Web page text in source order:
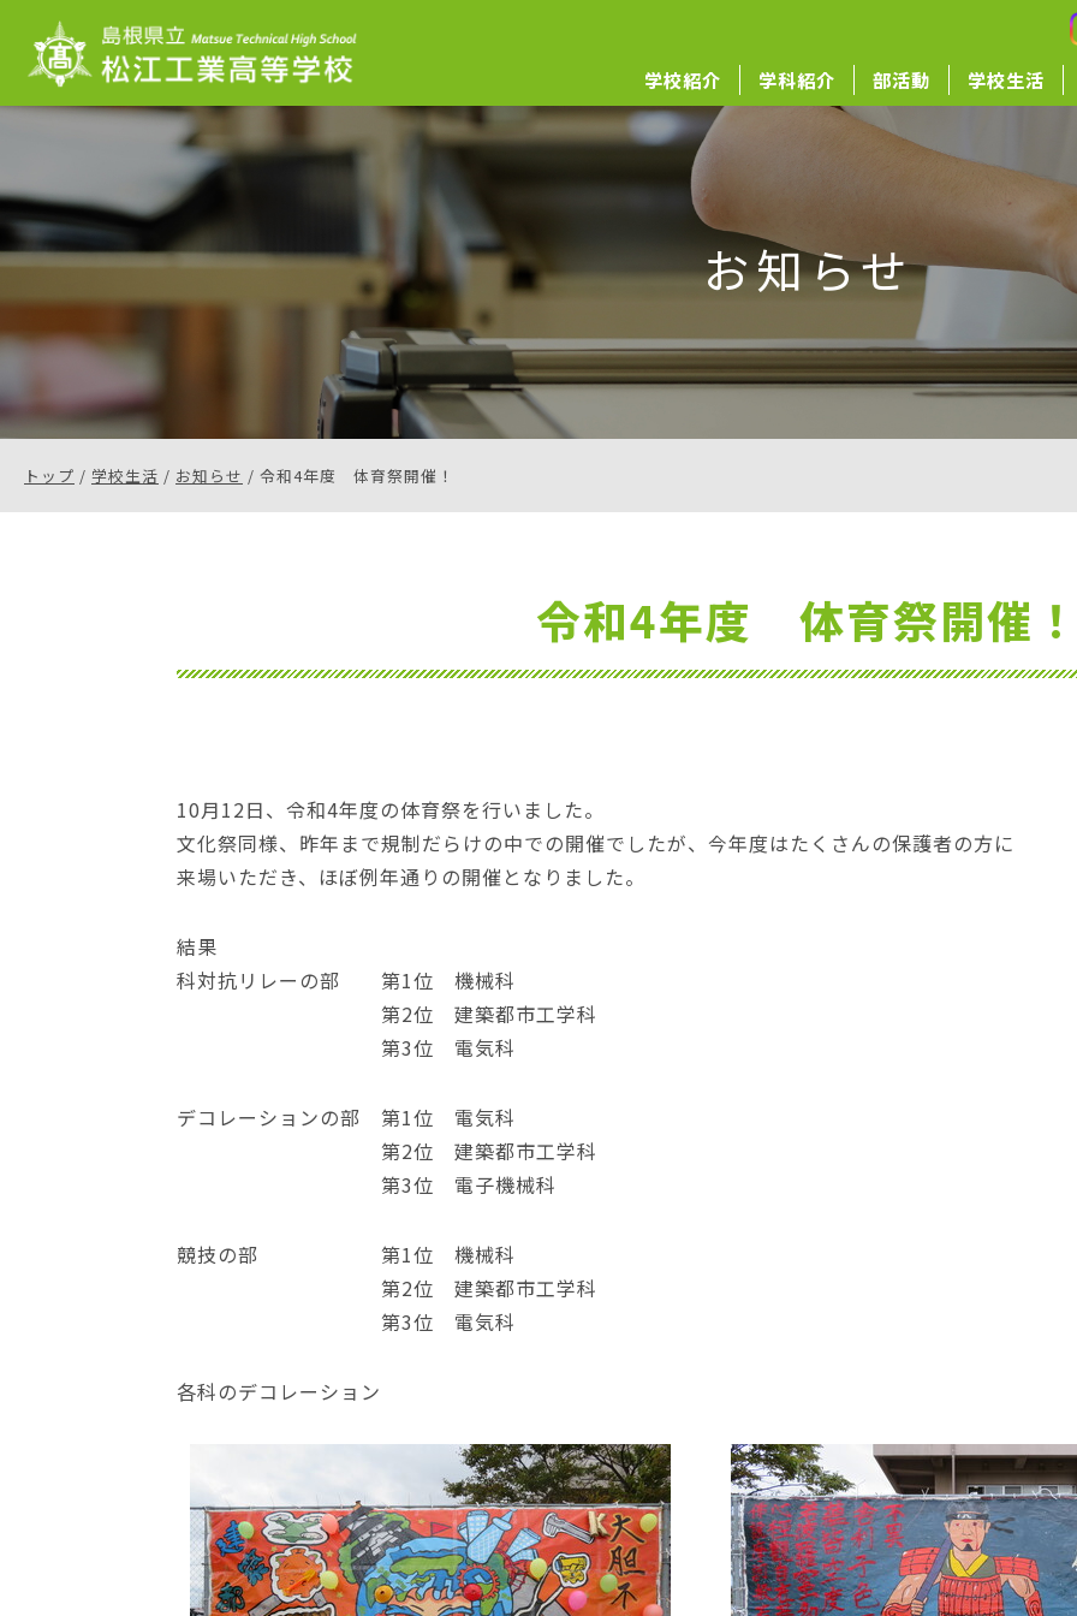
このページの本文へ
学校紹介 学科紹介 部活動 学校生活
お知らせ
現
トップ / 学校生活 / お知らせ / 令和4年度 体育祭開催！
令和4年度 体育祭開催！
10月12日、令和4年度の体育祭を行いました。
文化祭同様、昨年まで規制だらけの中での開催でしたが、今年度はたくさんの保護者の方に
来場いただき、ほぼ例年通りの開催となりました。
結果
科対抗リレーの部 第1位 機械科
第2位 建築都市工学科
第3位 電気科
デコレーションの部 第1位 電気科
第2位 建築都市工学科
第3位 電子機械科
競技の部 第1位 機械科
第2位 建築都市工学科
第3位 電気科
各科のデコレーション